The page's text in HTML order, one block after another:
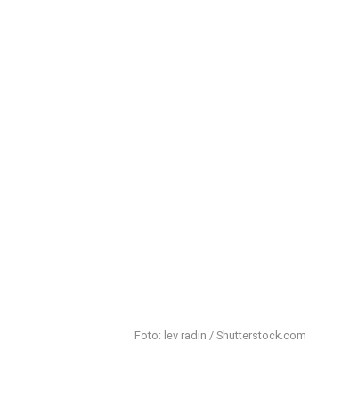
Foto: lev radin / Shutterstock.com